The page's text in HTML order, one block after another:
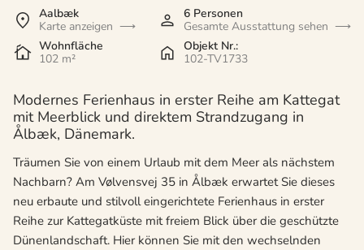
Aalbæk
Karte anzeigen
6 Personen
Gesamte Ausstattung sehen
Wohnfläche
102 m²
Objekt Nr.:
102-TV1733
Modernes Ferienhaus in erster Reihe am Kattegat
mit Meerblick und direktem Strandzugang in
Ålbæk, Dänemark.
Träumen Sie von einem Urlaub mit dem Meer als nächstem
Nachbarn? Am Vølvensvej 35 in Ålbæk erwartet Sie dieses
neu erbaute und stilvoll eingerichtete Ferienhaus in erster
Reihe zur Kattegatküste mit freiem Blick über die geschützte
Dünenlandschaft. Hier können Sie mit den wechselnden